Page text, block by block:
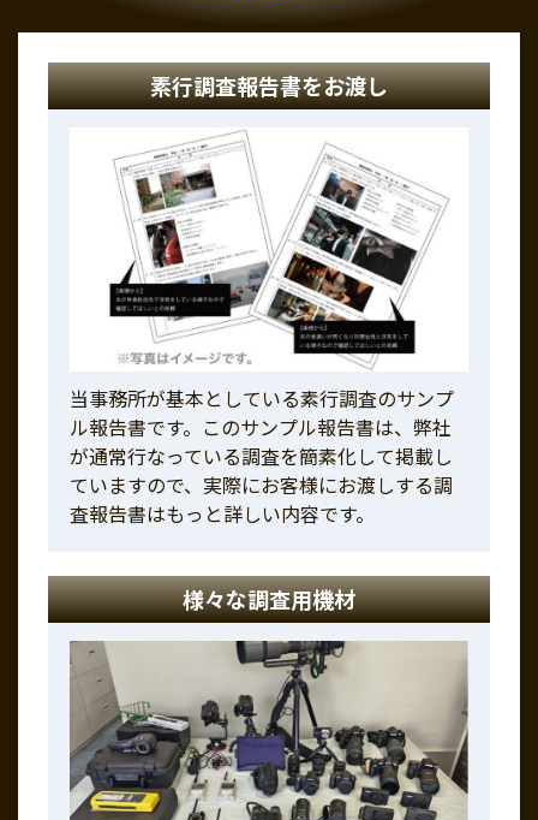
素行調査報告書をお渡し
当事務所が基本としている素行調査のサンプ
ル報告書です。このサンプル報告書は、弊社
が通常行なっている調査を簡素化して掲載し
ていますので、実際にお客様にお渡しする調
査報告書はもっと詳しい内容です。
様々な調査用機材